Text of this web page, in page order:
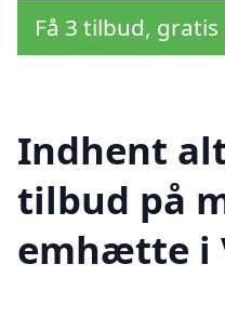
Få 3 tilbud,
Indhent
tilbud på
emhætte i